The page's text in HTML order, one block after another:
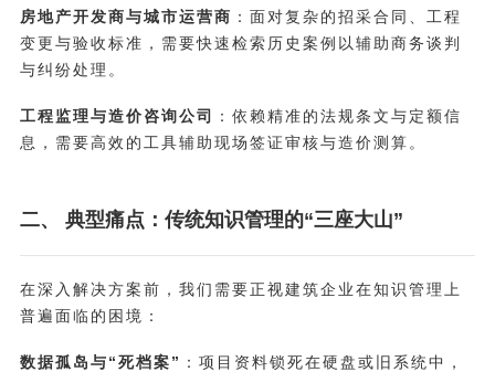
房地产开发商与城市运营商 ：面对复杂的招采合同、工程
变更与验收标准，需要快速检索历史案例以辅助商务谈判
与纠纷处理。
工程监理与造价咨询公司
：依赖精准的法规条文与定额信
息，需要高效的工具辅助现场签证审核与造价测算。
二、 典型痛点：传统知识管理的“三座大山”
在深入解决方案前，我们需要正视建筑企业在知识管理上
普遍面临的困境：
数据孤岛与“死档案” ：项目资料锁死在硬盘或旧系统中，